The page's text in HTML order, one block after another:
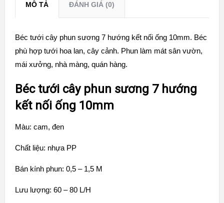
MÔ TẢ ĐÁNH GIÁ (0)
Béc tưới cây phun sương 7 hướng kết nối ống 10mm. Béc
phù hợp tưới hoa lan, cây cảnh. Phun làm mát sân vườn,
mái xưởng, nhà màng, quán hàng.
Béc tưới cây phun sương 7 hướng
kết nối ống 10mm
Màu: cam, đen
Chất liệu: nhựa PP
Bán kính phun: 0,5 – 1,5 M
Lưu lượng: 60 – 80 L/H